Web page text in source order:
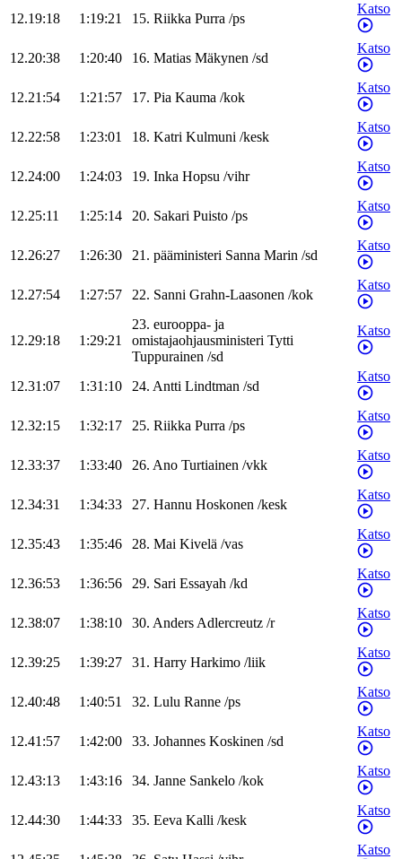
12.19:18 1:19:21 15. Riikka Purra /ps
Katso
12.20:38 1:20:40 16. Matias Mäkynen /sd
Katso
12.21:54 1:21:57 17. Pia Kauma /kok
Katso
12.22:58 1:23:01 18. Katri Kulmuni /kesk
Katso
12.24:00 1:24:03 19. Inka Hopsu /vihr
Katso
12.25:11 1:25:14 20. Sakari Puisto /ps
Katso
12.26:27 1:26:30 21. pääministeri Sanna Marin /sd
Katso
12.27:54 1:27:57 22. Sanni Grahn-Laasonen /kok
Katso
12.29:18 1:29:21
23. eurooppa- ja
omistajaohjausministeri Tytti
Tuppurainen /sd
Katso
12.31:07 1:31:10 24. Antti Lindtman /sd
Katso
12.32:15 1:32:17 25. Riikka Purra /ps
Katso
12.33:37 1:33:40 26. Ano Turtiainen /vkk
Katso
12.34:31 1:34:33 27. Hannu Hoskonen /kesk
Katso
12.35:43 1:35:46 28. Mai Kivelä /vas
Katso
12.36:53 1:36:56 29. Sari Essayah /kd
Katso
12.38:07 1:38:10 30. AndersAdlercreutz /r
Katso
12.39:25 1:39:27 31. Harry Harkimo /liik
Katso
12.40:48 1:40:51 32. Lulu Ranne /ps
Katso
12.41:57 1:42:00 33. Johannes Koskinen /sd
Katso
12.43:13 1:43:16 34. Janne Sankelo /kok
Katso
12.44:30 1:44:33 35. Eeva Kalli /kesk
Katso
Katso